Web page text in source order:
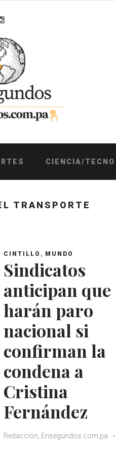
Instagram
CIENCIA/TECNO
TRANSPORTE
CINTILLO , MUNDO
Sindicatos
anticipan que
harán paro
nacional si
confirman la
condena a
Cristina
Fernández
Redacción, Ensegundos.com.pa